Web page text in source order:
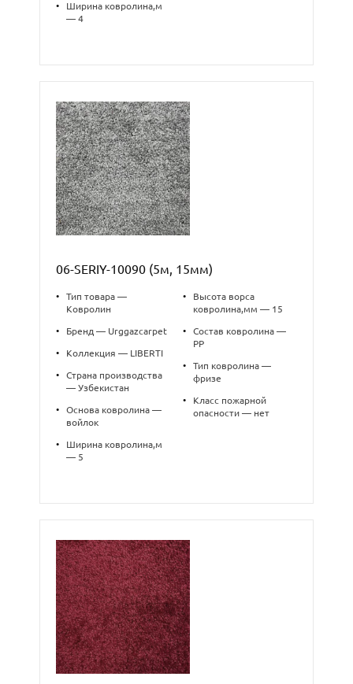
•
Ширина ковролина,м
— 4
06-SERIY-10090 (5м, 15мм)
•
Тип товара —
Ковролин
• Бренд — Urggazcarpet
• Коллекция — LIBERTI
•
Страна производства
— Узбекистан
•
Основа ковролина —
войлок
•
Ширина ковролина,м
— 5
•
Высота ворса
ковролина,мм — 15
•
Состав ковролина —
PP
•
Тип ковролина —
фризе
•
Класс пожарной
опасности — нет